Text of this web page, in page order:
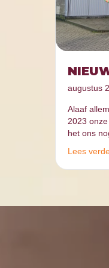
augustus
Alaaf
2023
het ons
Lees